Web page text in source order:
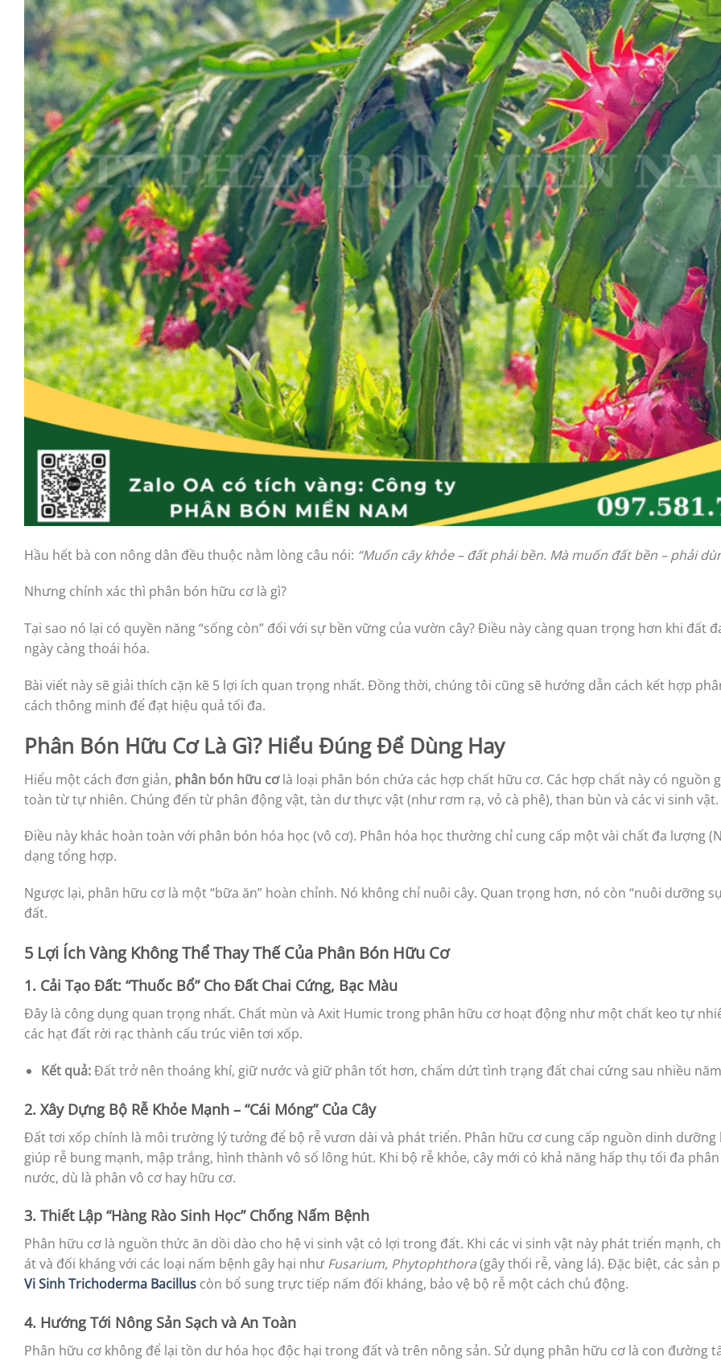
Hầu hết bà con nông dân đều thuộc nằm lòng câu nói: “Muốn cây khỏe – đất phải bền. Mà muốn đất bền – phải
Nhưng chính xác thì phân bón hữu cơ là gì?
Tại sao nó lại có quyền năng “sống còn” đối với sự bền vững của vườn cây? Điều này càng quan trọng hơn khi đất
ngày càng thoái hóa.
Bài viết này sẽ giải thích cặn kẽ 5 lợi ích quan trọng nhất. Đồng thời, chúng tôi cũng sẽ hướng dẫn cách kết hợp
cách thông minh để đạt hiệu quả tối đa.
Phân Bón Hữu Cơ Là Gì? Hiểu Đúng Để Dùng Hay
Hiểu một cách đơn giản, phân bón hữu cơlà loại phân bón chứa các hợp chất hữu cơ. Các hợp chất này có nguồn
toàn từ tự nhiên. Chúng đến từ phân động vật, tàn dư thực vật (như rơm rạ, vỏ cà phê), than bùn và các vi sinh vật.
Điều này khác hoàn toàn với phân bón hóa học (vô cơ). Phân hóa học thường chỉ cung cấp một vài chất đa lượng
dạng tổng hợp.
Ngược lại, phân hữu cơ là một “bữa ăn” hoàn chỉnh. Nó không chỉ nuôi cây. Quan trọng hơn, nó còn “nuôi dưỡng
đất.
5 Lợi Ích Vàng Không Thể Thay Thế Của Phân Bón Hữu Cơ
1. Cải Tạo Đất: “Thuốc Bổ” Cho Đất Chai Cứng, Bạc Màu
Đây là công dụng quan trọng nhất. Chất mùn và Axit Humic trong phân hữu cơ hoạt động như một chất keo tự
các hạt đất rời rạc thành cấu trúc viên tơi xốp.
Kết quả:Đất trở nên thoáng khí, giữ nước và giữ phân tốt hơn, chấm dứt tình trạng đất chai cứng sau nhiều
2. Xây Dựng Bộ Rễ Khỏe Mạnh – “Cái Móng” Của Cây
Đất tơi xốp chính là môi trường lý tưởng để bộ rễ vươn dài và phát triển. Phân hữu cơ cung cấp nguồn dinh dưỡng
giúp rễ bung mạnh, mập trắng, hình thành vô số lông hút. Khi bộ rễ khỏe, cây mới có khả năng hấp thụ tối đa
nước, dù là phân vô cơ hay hữu cơ.
3. Thiết Lập “Hàng Rào Sinh Học” Chống Nấm Bệnh
Phân hữu cơ là nguồn thức ăn dồi dào cho hệ vi sinh vật có lợi trong đất. Khi các vi sinh vật này phát triển mạnh,
át và đối kháng với các loại nấm bệnh gây hại như Fusarium, Phytophthora(gây thối rễ, vàng lá). Đặc biệt, các sản
Vi Sinh Trichoderma Bacillus còn bổ sung trực tiếp nấm đối kháng, bảo vệ bộ rễ một cách chủ động.
4. Hướng Tới Nông Sản Sạch và An Toàn
Phân hữu cơ không để lại tồn dư hóa học độc hại trong đất và trên nông sản. Sử dụng phân hữu cơ là con đường